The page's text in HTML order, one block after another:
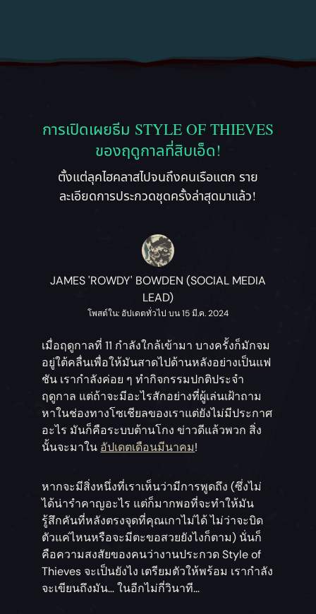
การเปิดเผยธีม STYLE OF THIEVES
ของฤดูกาลที่สิบเอ็ด!
ตั้งแต่ลุคไฮคลาสไปจนถึงคนเรือแตก ราย
ละเอียดการประกวดชุดครั้งล่าสุดมาแล้ว!
JAMES 'ROWDY' BOWDEN (SOCIAL MEDIA
LEAD)
โพสต์ใน: อัปเดตทั่วไป บน 15 มี.ค. 2024
เมื่อฤดูกาลที่ 11 กำลังใกล้เข้ามา บางครั้งก็มักจม
อยู่ใต้คลื่นเพื่อให้มันสาดไปด้านหลังอย่างเป็นแฟ
ชัน เรากำลังค่อย ๆ ทำกิจกรรมปกติประจำ
ฤดูกาล แต่ถ้าจะมีอะไรสักอย่างที่ผู้เล่นเฝ้าถาม
หาในช่องทางโซเชียลของเราแต่ยังไม่มีประกาศ
อะไร มันก็คือระบบต้านโกง ข่าวดีแล้วพวก สิ่ง
นั้นจะมาใน อัปเดตเดือนมีนาคม!
หากจะมีสิ่งหนึ่งที่เราเห็นว่ามีการพูดถึง (ซึ่งไม่
ได้น่ารำคาญอะไร แต่ก็มากพอที่จะทำให้มัน
รู้สึกคันที่หลังตรงจุดที่คุณเกาไม่ได้ ไม่ว่าจะบิด
ตัวแค่ไหนหรือจะมีตะขอสวยยังไงก็ตาม) นั่นก็
คือความสงสัยของคนว่างานประกวด Style of
Thieves จะเป็นยังไง เตรียมตัวให้พร้อม เรากำลัง
จะเขียนถึงมัน… ในอีกไม่กี่วินาที…